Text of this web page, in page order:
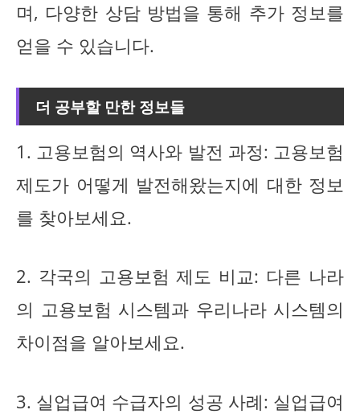
며, 다양한 상담 방법을 통해 추가 정보를
얻을 수 있습니다.
더 공부할 만한 정보들
1. 고용보험의 역사와 발전 과정: 고용보험
제도가 어떻게 발전해왔는지에 대한 정보
를 찾아보세요.
2. 각국의 고용보험 제도 비교: 다른 나라
의 고용보험 시스템과 우리나라 시스템의
차이점을 알아보세요.
3. 실업급여 수급자의 성공 사례: 실업급여